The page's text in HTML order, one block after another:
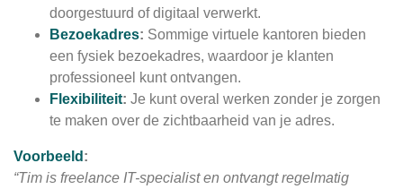
doorgestuurd of digitaal verwerkt.
Bezoekadres: Sommige virtuele kantoren bieden
een fysiek bezoekadres, waardoor je klanten
professioneel kunt ontvangen.
Flexibiliteit: Je kunt overal werken zonder je zorgen
te maken over de zichtbaarheid van je adres.
Voorbeeld :
“Tim is freelance IT-specialist en ontvangt regelmatig